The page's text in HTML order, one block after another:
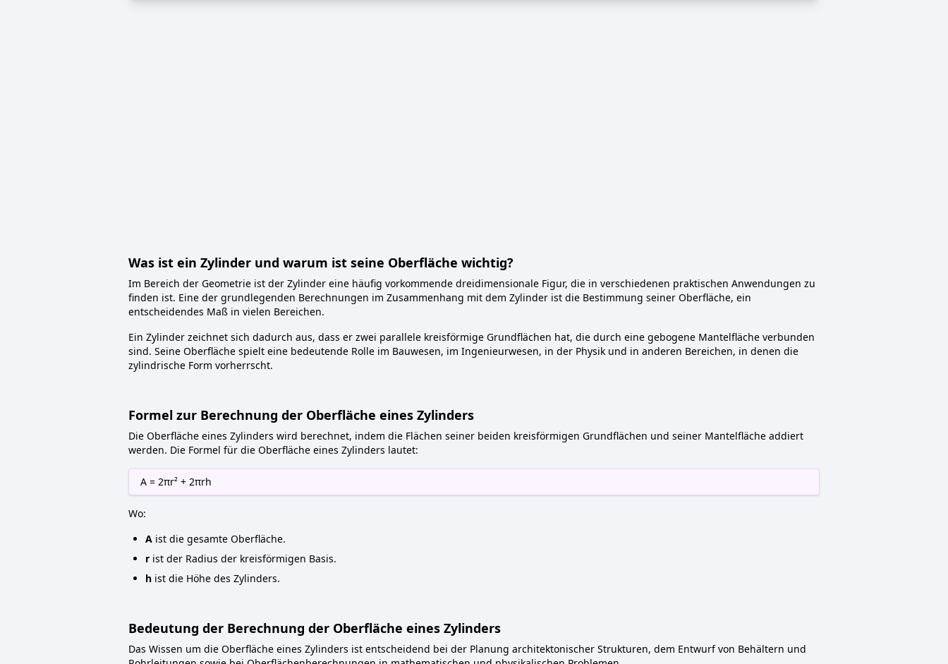
Was ist ein Zylinder und warum ist seine Oberfläche wichtig?
Im Bereich der Geometrie ist der Zylinder eine häufig vorkommende dreidimensionale Figur, die in verschiedenen praktischen Anwendungen zu
finden ist. Eine der grundlegenden Berechnungen im Zusammenhang mit dem Zylinder ist die Bestimmung seiner Oberfläche, ein
entscheidendes Maß in vielen Bereichen.
Ein Zylinder zeichnet sich dadurch aus, dass er zwei parallele kreisförmige Grundflächen hat, die durch eine gebogene Mantelfläche verbunden
sind. Seine Oberfläche spielt eine bedeutende Rolle im Bauwesen, im Ingenieurwesen, in der Physik und in anderen Bereichen, in denen die
zylindrische Form vorherrscht.
Formel zur Berechnung der Oberfläche eines Zylinders
Die Oberfläche eines Zylinders wird berechnet, indem die Flächen seiner beiden kreisförmigen Grundflächen und seiner Mantelfläche addiert
werden. Die Formel für die Oberfläche eines Zylinders lautet:
A = 2πr² + 2πrh
Wo:
A ist die gesamte Oberfläche.
r ist der Radius der kreisförmigen Basis.
h ist die Höhe des Zylinders.
Bedeutung der Berechnung der Oberfläche eines Zylinders
Das Wissen um die Oberfläche eines Zylinders ist entscheidend bei der Planung architektonischer Strukturen, dem Entwurf von Behältern und